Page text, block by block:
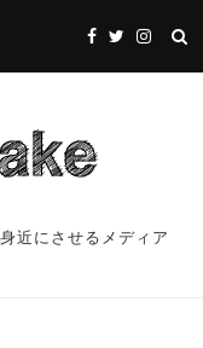
近にさせるメディア